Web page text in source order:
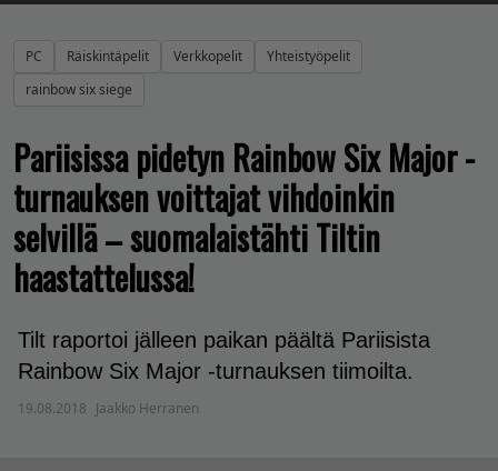
PC Räiskintäpelit Verkkopelit
Yhteistyöpelit
rainbow six siege
Pariisissa pidetyn Rainbow Six Major -
turnauksen voittajat vihdoinkin
selvillä – suomalaistähti Tiltin
haastattelussa!
Tilt raportoi jälleen paikan päältä Pariisista
Rainbow Six Major -turnauksen tiimoilta.
19.08.2018 Jaakko Herranen